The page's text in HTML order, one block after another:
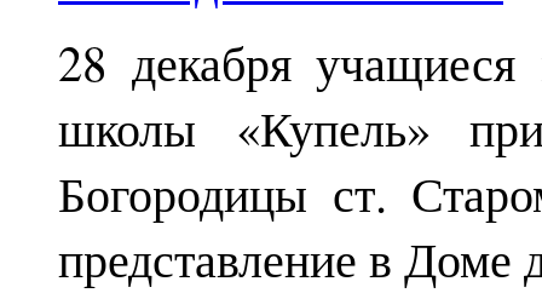
28 декабря
школы «Купель»
Богородицы ст.
представление в Доме